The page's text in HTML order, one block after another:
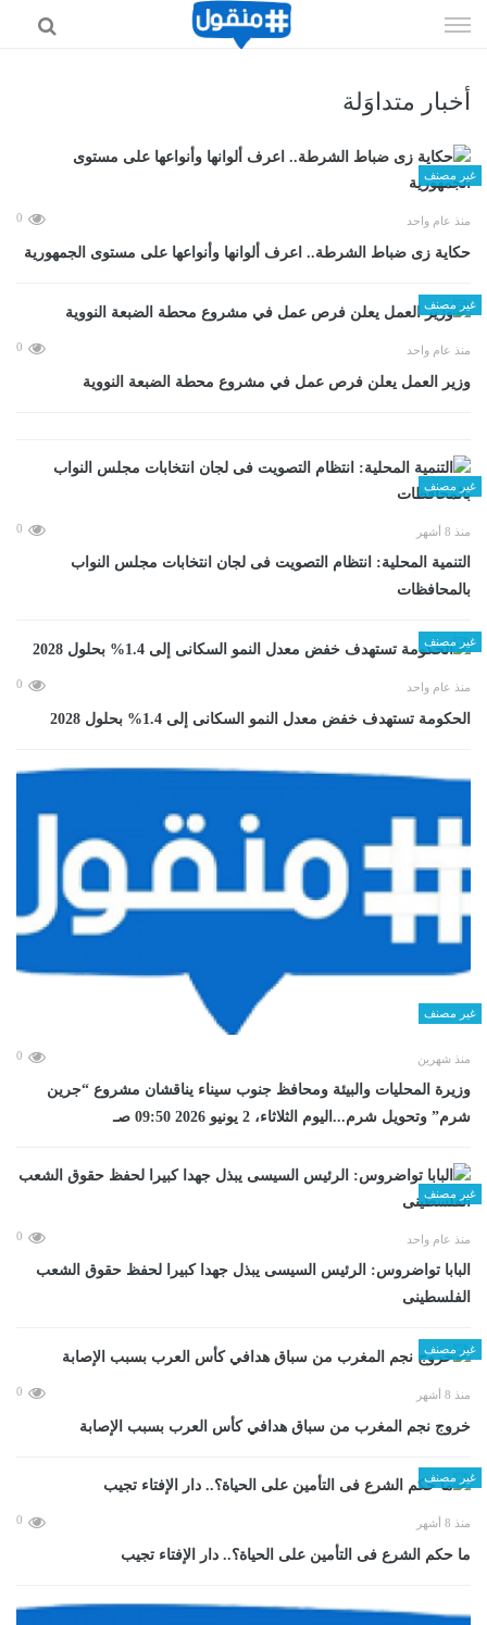
الى
أخبار متداوَلة
غير مصنف
منذ عام واحد 0
حكاية زى ضباط الشرطة.. اعرف ألوانها وأنواعها على مستوى الجمهورية
غير مصنف
منذ عام واحد 0
وزير العمل يعلن فرص عمل في مشروع محطة الضبعة النووية
غير مصنف
منذ 8 أشهر 0
التنمية المحلية: انتظام التصويت فى لجان انتخابات مجلس النواب
بالمحافظات
غير مصنف
منذ عام واحد 0
الحكومة تستهدف خفض معدل النمو السكانى إلى 1.4% بحلول 2028
غير مصنف
منذ شهرين 0
وزيرة المحليات والبيئة ومحافظ جنوب سيناء يناقشان مشروع “جرين
شرم” وتحويل شرم...اليوم الثلاثاء، 2 يونيو 2026 09:50 صـ
غير مصنف
منذ عام واحد 0
البابا تواضروس: الرئيس السيسى يبذل جهدا كبيرا لحفظ حقوق الشعب
الفلسطينى
غير مصنف
منذ 8 أشهر 0
خروج نجم المغرب من سباق هدافي كأس العرب بسبب الإصابة
غير مصنف
منذ 8 أشهر 0
ما حكم الشرع فى التأمين على الحياة؟.. دار الإفتاء تجيب